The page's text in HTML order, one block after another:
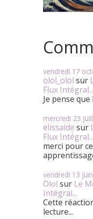
vendredi 17
olol_olol sur
Flux Intégral...
Je pense
mercredi 23
elissalde sur
Flux Intégral...
merci pour
vendredi 13
Olol sur Le
Intégral...
Cette
lecture...